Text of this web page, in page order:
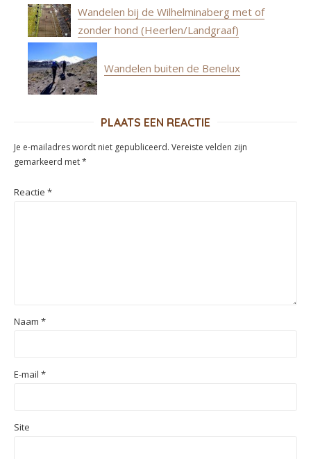
Wandelen bij de Wilhelminaberg met of
zonder hond (Heerlen/Landgraaf)
Wandelen buiten de Benelux
PLAATS EEN REACTIE
Je e-mailadres wordt niet gepubliceerd. Vereiste velden zijn
gemarkeerd met*
Reactie *
Naam *
E-mail *
Site